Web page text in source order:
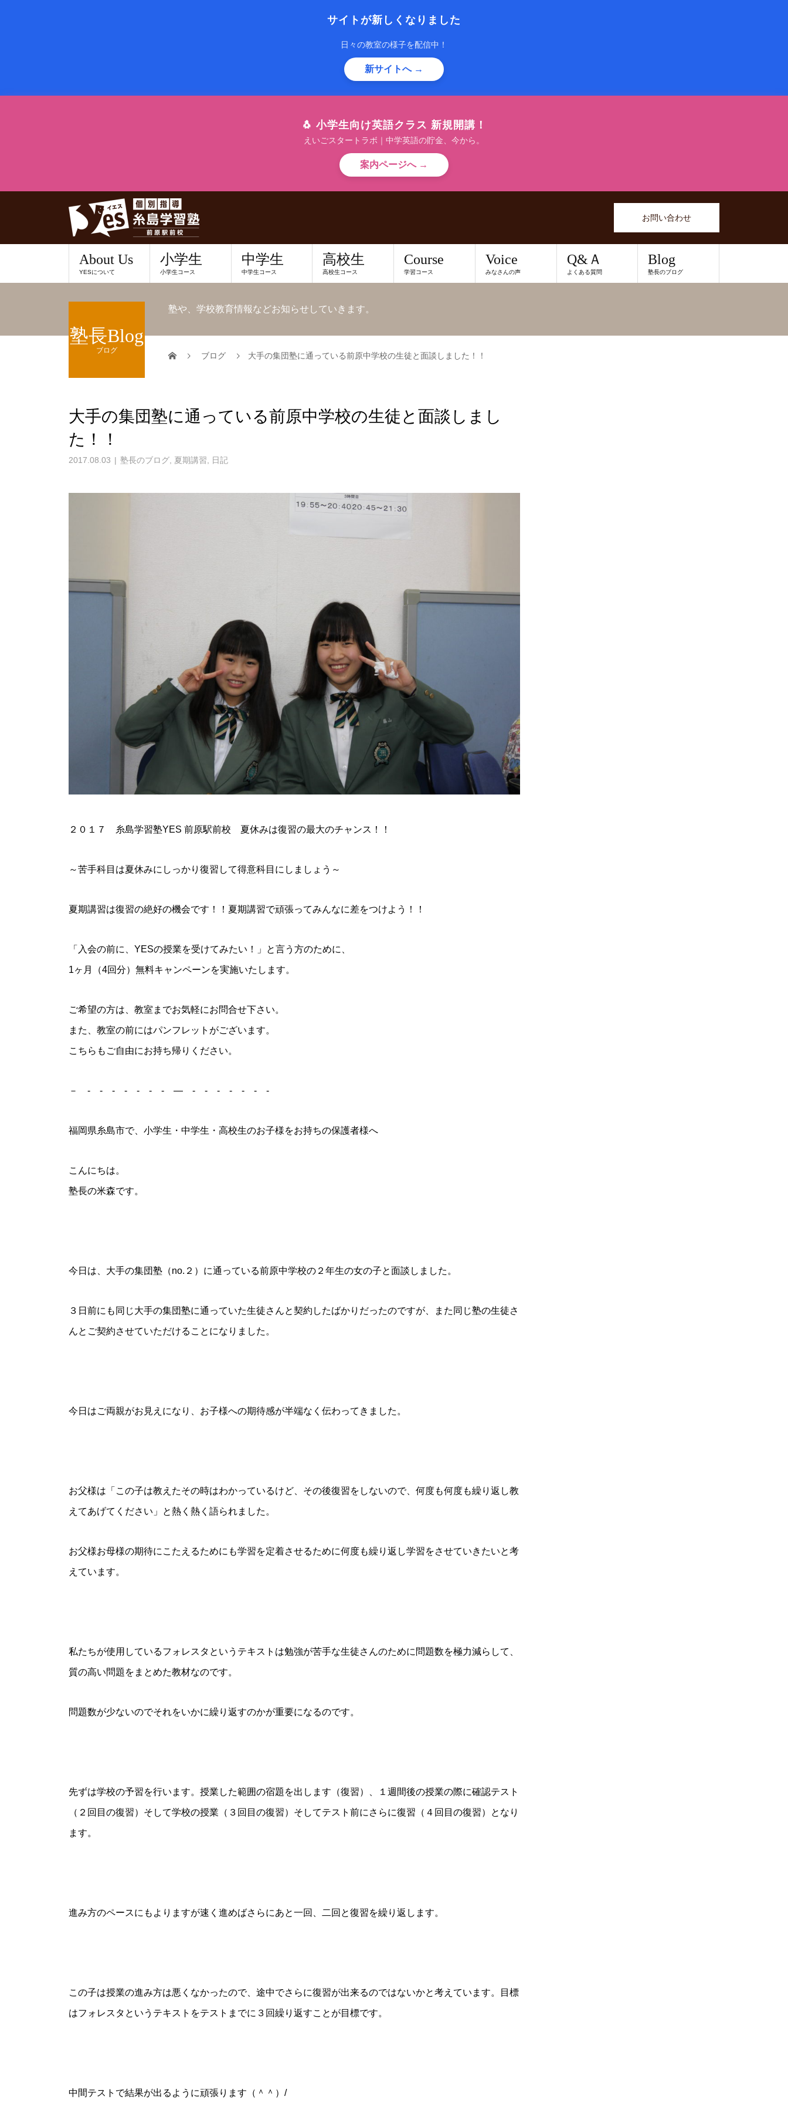
サイトが新しくなりました
日々の教室の様子を配信中！
新サイトへ →
🐧 小学生向け英語クラス 新規開講！
えいごスタートラボ｜中学英語の貯金、今から。
案内ページへ →
お問い合わせ
About Us
YESについて
小学生
小学生コース
中学生
中学生コース
高校生
高校生コース
Course
学習コース
Voice
みなさんの声
Q&Ａ
よくある質問
Blog
塾長のブログ
塾長Blog
ブログ
塾や、学校教育情報などお知らせしていきます。
ブログ 大手の集団塾に通っている前原中学校の生徒と面談しました！！
大手の集団塾に通っている前原中学校の生徒と面談しまし
た！！
2017.08.03 塾長のブログ, 夏期講習, 日記
２０１７ 糸島学習塾YES 前原駅前校 夏休みは復習の最大のチャンス！！
～苦手科目は夏休みにしっかり復習して得意科目にしましょう～
夏期講習は復習の絶好の機会です！！夏期講習で頑張ってみんなに差をつけよう！！
「入会の前に、YESの授業を受けてみたい！」と言う方のために、
1ヶ月（4回分）無料キャンペーンを実施いたします。
ご希望の方は、教室までお気軽にお問合せ下さい。
また、教室の前にはパンフレットがございます。
こちらもご自由にお持ち帰りください。
－ - - - - - - - ― - - - - - - -
福岡県糸島市で、小学生・中学生・高校生のお子様をお持ちの保護者様へ
こんにちは。
塾長の米森です。
今日は、大手の集団塾（no.２）に通っている前原中学校の２年生の女の子と面談しました。
３日前にも同じ大手の集団塾に通っていた生徒さんと契約したばかりだったのですが、また同じ塾の生徒さ
んとご契約させていただけることになりました。
今日はご両親がお見えになり、お子様への期待感が半端なく伝わってきました。
お父様は「この子は教えたその時はわかっているけど、その後復習をしないので、何度も何度も繰り返し教
えてあげてください」と熱く熱く語られました。
お父様お母様の期待にこたえるためにも学習を定着させるために何度も繰り返し学習をさせていきたいと考
えています。
私たちが使用しているフォレスタというテキストは勉強が苦手な生徒さんのために問題数を極力減らして、
質の高い問題をまとめた教材なのです。
問題数が少ないのでそれをいかに繰り返すのかが重要になるのです。
先ずは学校の予習を行います。授業した範囲の宿題を出します（復習）、１週間後の授業の際に確認テスト
（２回目の復習）そして学校の授業（３回目の復習）そしてテスト前にさらに復習（４回目の復習）となり
ます。
進み方のペースにもよりますが速く進めばさらにあと一回、二回と復習を繰り返します。
この子は授業の進み方は悪くなかったので、途中でさらに復習が出来るのではないかと考えています。目標
はフォレスタというテキストをテストまでに３回繰り返すことが目標です。
中間テストで結果が出るように頑張ります（＾＾）/